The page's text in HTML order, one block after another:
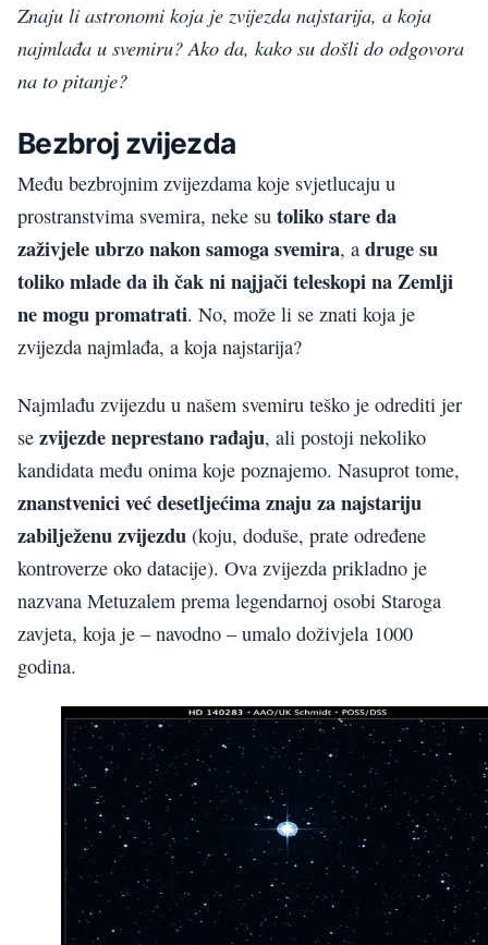
Znaju li astronomi koja je zvijezda najstarija, a koja
najmlađa u svemiru? Ako da, kako su došli do odgovora
na to pitanje?
Bezbroj zvijezda
Među bezbrojnim zvijezdama koje svjetlucaju u
prostranstvima svemira, neke su toliko stare da
zaživjele ubrzo nakon samoga svemira, a druge su
toliko mlade da ih čak ni najjači teleskopi na Zemlji
ne mogu promatrati. No, može li se znati koja je
zvijezda najmlađa, a koja najstarija?
Najmlađu zvijezdu u našem svemiru teško je odrediti jer
se zvijezde neprestano rađaju, ali postoji nekoliko
kandidata među onima koje poznajemo. Nasuprot tome,
znanstvenici već desetljećima znaju za najstariju
zabilježenu zvijezdu (koju, doduše, prate određene
kontroverze oko datacije). Ova zvijezda prikladno je
nazvana Metuzalem prema legendarnoj osobi Staroga
zavjeta, koja je – navodno – umalo doživjela 1000
godina.